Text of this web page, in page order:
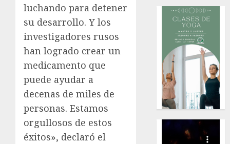
luchando para detener
su desarrollo. Y los
investigadores rusos
han logrado crear un
medicamento que
puede ayudar a
decenas de miles de
personas. Estamos
orgullosos de estos
éxitos», declaró el